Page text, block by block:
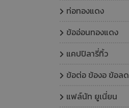
ท่อทองแดง
ข้ออ่อนทองแดง
แคปปิลารี่ทิ้ว
ข้อต่อ ข้องอ ข้อลด
แฟล์นัท ยูเนี่ยน